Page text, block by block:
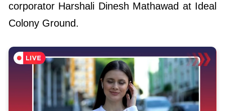
corporator Harshali Dinesh Mathawad at Ideal
Colony Ground.